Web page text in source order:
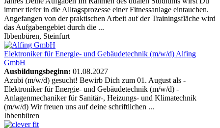
immer tiefer in die Alltagsprozesse einer Fitnessanlage eintauchen.
Angefangen von der praktischen Arbeit auf der Trainingsfläche wird
das Aufgabengebiet durch die ...
Ibbenbüren, Steinfurt
Elektroniker für Energie- und Gebäudetechnik (m/w/d) Alfing
GmbH
Ausbildungsbeginn: 01.08.2027
Azubi (m/w/d) gesucht! Bewirb Dich zum 01. August als -
Elektroniker für Energie- und Gebäudetechnik (m/w/d) -
Anlagenmechaniker für Sanitär-, Heizungs- und Klimatechnik
(m/w/d) Wir freuen uns auf deine schriftlichen ...
Ibbenbüren